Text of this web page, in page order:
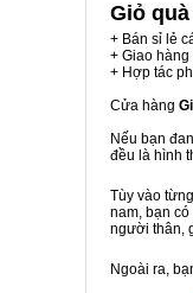
Giỏ
+ Bán sỉ lẻ
+ Giao
+ Hợp tác
Cửa hàng
Nếu bạn
đều là hình
Tùy vào
nam, bạn
người thân,
Ngoài ra,